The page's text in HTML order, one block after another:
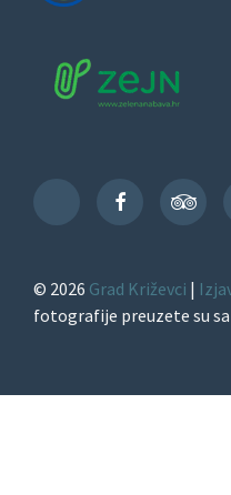
TikTok
Facebook
© 2026 Grad Križevci |
fotografije preuzete su sa